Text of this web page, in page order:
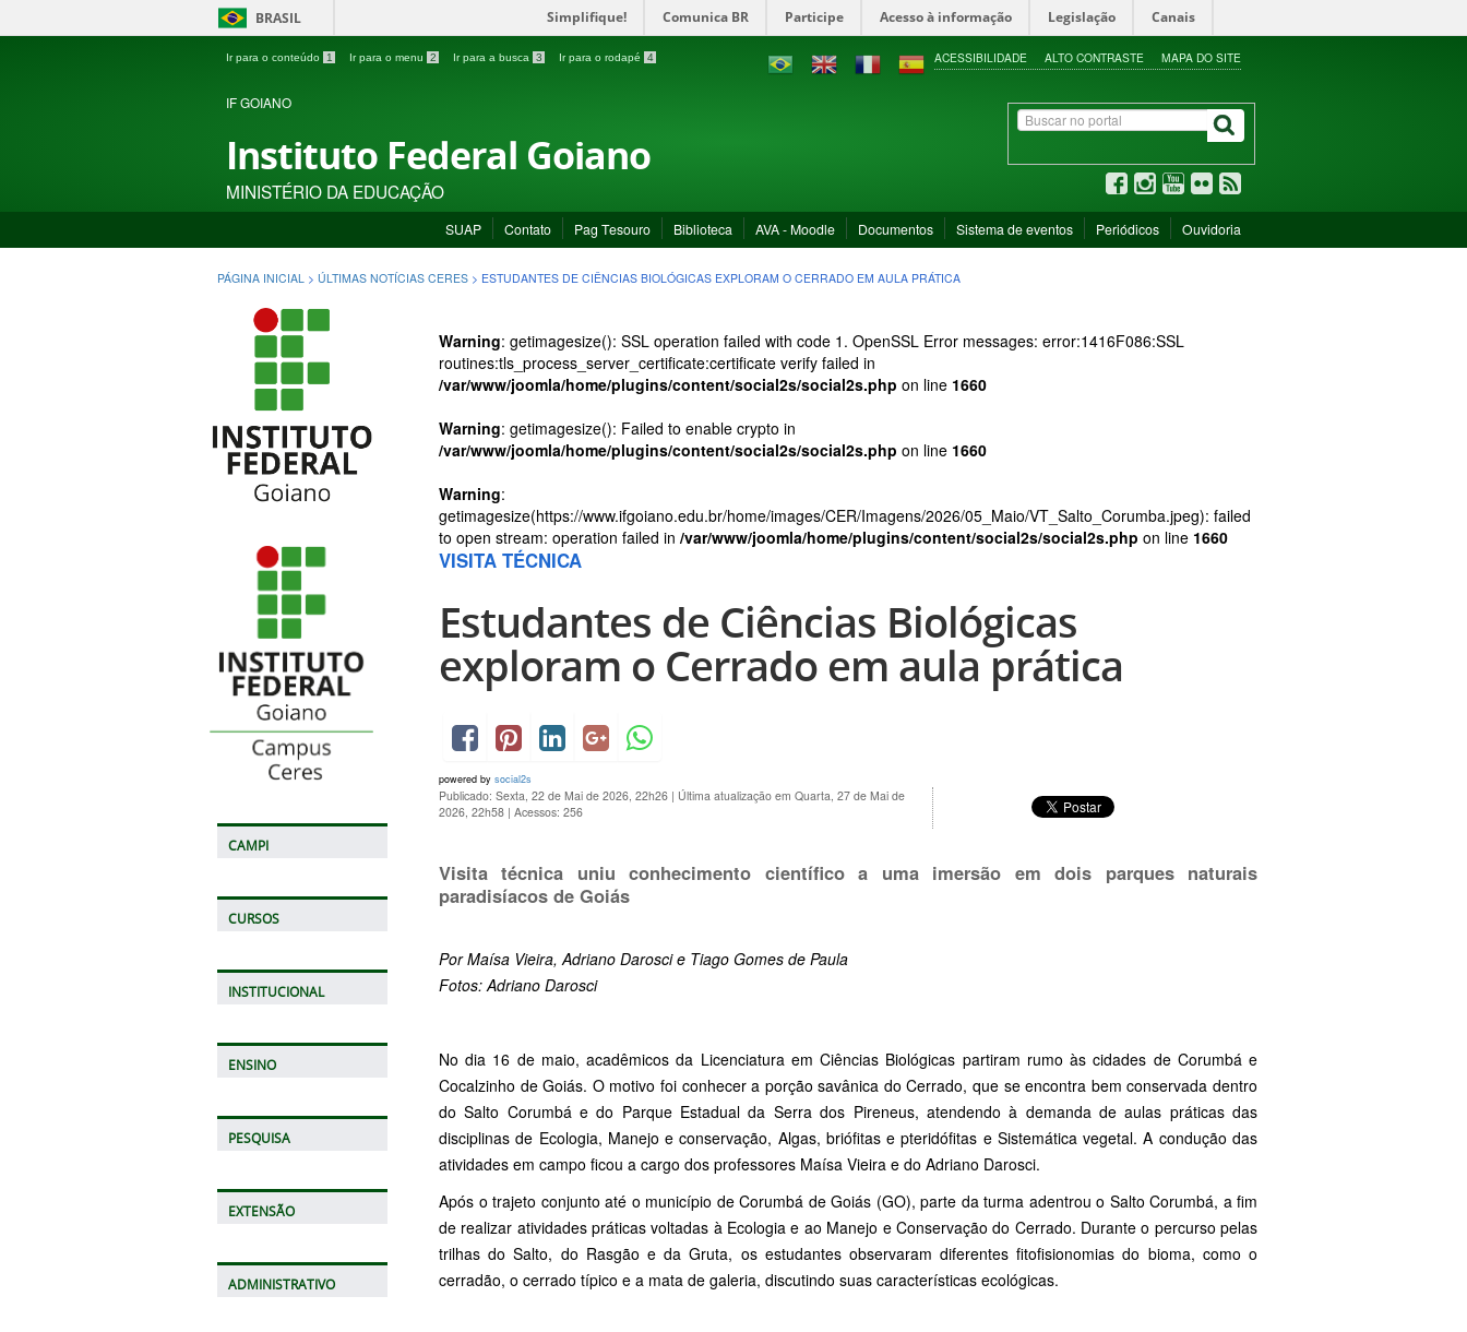
BRASIL Simplifique! Comunica BR Participe Acesso à informação Legislação Canais
Ir para o conteúdo 1 Ir para o menu 2 Ir para a busca 3 Ir para o rodapé 4 ACESSIBILIDADE ALTO CONTRASTE MAPA DO SITE
IF GOIANO
Instituto Federal Goiano
MINISTÉRIO DA EDUCAÇÃO
SUAP Contato Pag Tesouro Biblioteca AVA - Moodle Documentos Sistema de eventos Periódicos Ouvidoria
PÁGINA INICIAL > ÚLTIMAS NOTÍCIAS CERES > ESTUDANTES DE CIÊNCIAS BIOLÓGICAS EXPLORAM O CERRADO EM AULA PRÁTICA
CAMPI
CURSOS
INSTITUCIONAL
ENSINO
PESQUISA
EXTENSÃO
ADMINISTRATIVO
Warning: getimagesize(): SSL operation failed with code 1. OpenSSL Error messages: error:1416F086:SSL
routines:tls_process_server_certificate:certificate verify failed in
/var/www/joomla/home/plugins/content/social2s/social2s.php on line 1660
Warning: getimagesize(): Failed to enable crypto in
/var/www/joomla/home/plugins/content/social2s/social2s.php on line 1660
Warning:
getimagesize(https://www.ifgoiano.edu.br/home/images/CER/Imagens/2026/05_Maio/VT_Salto_Corumba.jpeg): failed
to open stream: operation failed in /var/www/joomla/home/plugins/content/social2s/social2s.php on line 1660
VISITA TÉCNICA
Estudantes de Ciências Biológicas
exploram o Cerrado em aula prática
powered by social2s
Publicado: Sexta, 22 de Mai de 2026, 22h26 | Última atualização em Quarta, 27 de Mai de
2026, 22h58 | Acessos: 256
Visita técnica uniu conhecimento científico a uma imersão em dois parques naturais
paradisíacos de Goiás
Por Maísa Vieira, Adriano Darosci e Tiago Gomes de Paula
Fotos: Adriano Darosci
No dia 16 de maio, acadêmicos da Licenciatura em Ciências Biológicas partiram rumo às cidades de Corumbá e
Cocalzinho de Goiás. O motivo foi conhecer a porção savânica do Cerrado, que se encontra bem conservada dentro
do Salto Corumbá e do Parque Estadual da Serra dos Pireneus, atendendo à demanda de aulas práticas das
disciplinas de Ecologia, Manejo e conservação, Algas, briófitas e pteridófitas e Sistemática vegetal. A condução das
atividades em campo ficou a cargo dos professores Maísa Vieira e do Adriano Darosci.
Após o trajeto conjunto até o município de Corumbá de Goiás (GO), parte da turma adentrou o Salto Corumbá, a fim
de realizar atividades práticas voltadas à Ecologia e ao Manejo e Conservação do Cerrado. Durante o percurso pelas
trilhas do Salto, do Rasgão e da Gruta, os estudantes observaram diferentes fitofisionomias do bioma, como o
cerradão, o cerrado típico e a mata de galeria, discutindo suas características ecológicas.